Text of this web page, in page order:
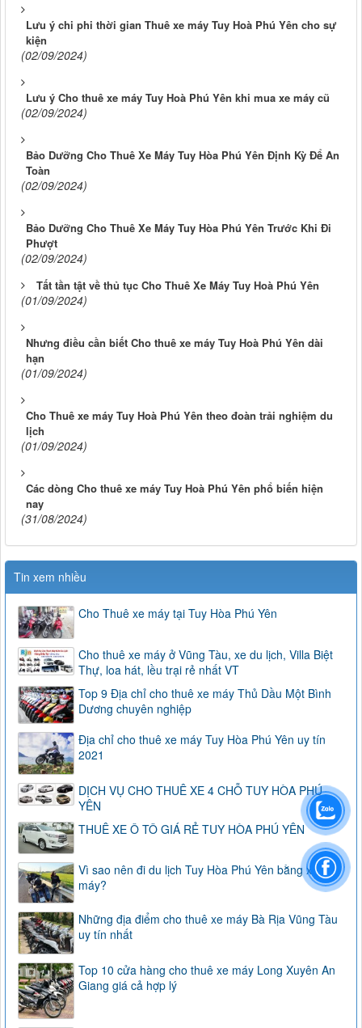
Lưu ý chi phi thời gian Thuê xe máy Tuy Hoà Phú Yên cho sự
kiện
(02/09/2024)
Lưu ý Cho thuê xe máy Tuy Hoà Phú Yên khi mua xe máy cũ
(02/09/2024)
Bảo Dưỡng Cho Thuê Xe Máy Tuy Hòa Phú Yên Định Kỳ Để An
Toàn
(02/09/2024)
Bảo Dưỡng Cho Thuê Xe Máy Tuy Hòa Phú Yên Trước Khi Đi
Phượt
(02/09/2024)
Tất tần tật về thủ tục Cho Thuê Xe Máy Tuy Hoà Phú Yên
(01/09/2024)
Nhưng điều cần biết Cho thuê xe máy Tuy Hoà Phú Yên dài
hạn
(01/09/2024)
Cho Thuê xe máy Tuy Hoà Phú Yên theo đoàn trải nghiệm du
lịch
(01/09/2024)
Các dòng Cho thuê xe máy Tuy Hoà Phú Yên phổ biến hiện
nay
(31/08/2024)
Tin xem nhiều
Cho Thuê xe máy tại Tuy Hòa Phú Yên
Cho thuê xe máy ở Vũng Tàu, xe du lịch, Villa Biệt
Thự, loa hát, lều trại rẻ nhất VT
Top 9 Địa chỉ cho thuê xe máy Thủ Dầu Một Bình
Dương chuyên nghiệp
Địa chỉ cho thuê xe máy Tuy Hòa Phú Yên uy tín
2021
DỊCH VỤ CHO THUÊ XE 4 CHỖ TUY HÒA PHÚ
YÊN
THUÊ XE Ô TÔ GIÁ RẺ TUY HÒA PHÚ YÊN
Vì sao nên đi du lịch Tuy Hòa Phú Yên bằng xe
máy?
Những địa điểm cho thuê xe máy Bà Rịa Vũng Tàu
uy tín nhất
Top 10 cửa hàng cho thuê xe máy Long Xuyên An
Giang giá cả hợp lý